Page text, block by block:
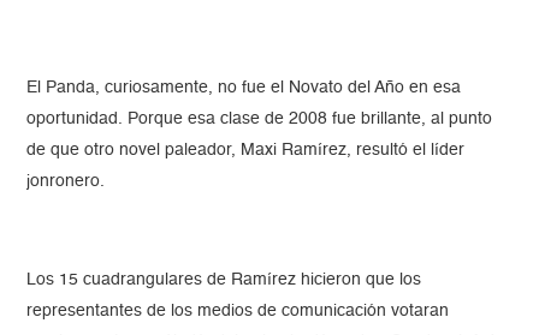
El Panda, curiosamente, no fue el Novato del Año en esa
oportunidad. Porque esa clase de 2008 fue brillante, al punto
de que otro novel paleador, Maxi Ramírez, resultó el líder
jonronero.
Los 15 cuadrangulares de Ramírez hicieron que los
representantes de los medios de comunicación votaran